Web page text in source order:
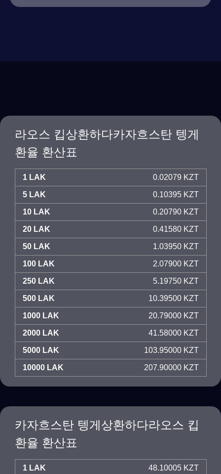
라오스 킵상환하다카자흐스탄 텡게
환율 환산표
1 LAK 0.02079 KZT
5 LAK 0.10395 KZT
10 LAK 0.20790 KZT
20 LAK 0.41580 KZT
50 LAK 1.03950 KZT
100 LAK 2.07900 KZT
250 LAK 5.19750 KZT
500 LAK 10.39500 KZT
1000 LAK 20.79000 KZT
2000 LAK 41.58000 KZT
5000 LAK 103.95000 KZT
10000 LAK 207.90000 KZT
카자흐스탄 텡게상환하다라오스 킵
환율 환산표
1 LAK 48.10005 KZT